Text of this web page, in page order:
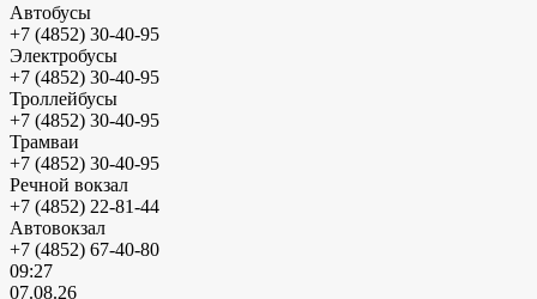
Автобусы
+7 (4852) 30-40-95
Электробусы
+7 (4852) 30-40-95
Троллейбусы
+7 (4852) 30-40-95
Трамваи
+7 (4852) 30-40-95
Речной вокзал
+7 (4852) 22-81-44
Автовокзал
+7 (4852) 67-40-80
09:27
07.08.26